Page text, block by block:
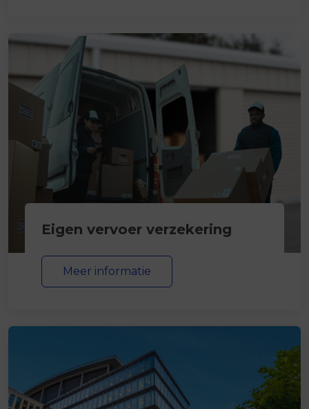
Eigen vervoer verzekering
Meer informatie